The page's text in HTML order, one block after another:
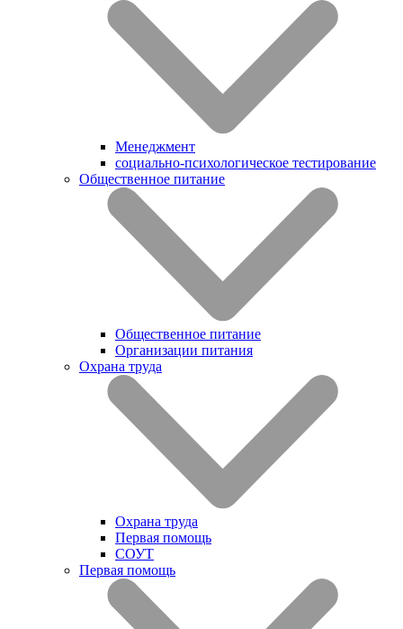
Менеджмент
социально-психологическое тестирование
Общественное питание
Общественное питание
Организации питания
Охрана труда
Охрана труда
Первая помощь
СОУТ
Первая помощь